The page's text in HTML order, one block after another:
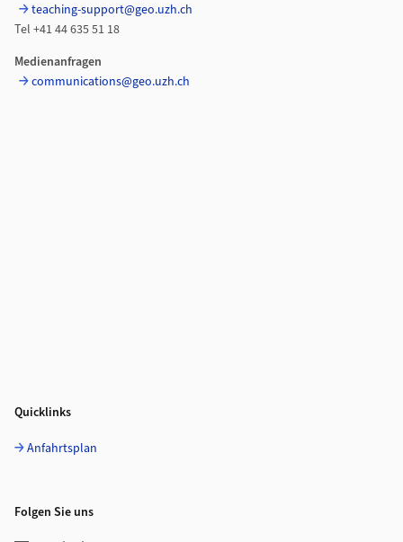
teaching-support@geo.uzh.ch
Tel +41 44 635 51 18
Medienanfragen
communications@geo.uzh.ch
Quicklinks
Anfahrtsplan
Folgen Sie uns